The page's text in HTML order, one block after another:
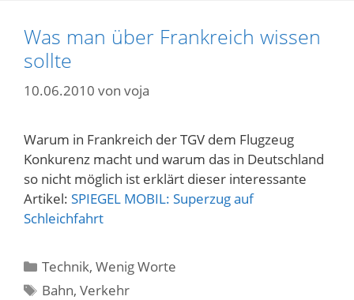
Was man über Frankreich wissen
sollte
10.06.2010 von voja
Warum in Frankreich der TGV dem Flugzeug
Konkurenz macht und warum das in Deutschland
so nicht möglich ist erklärt dieser interessante
Artikel: SPIEGEL MOBIL: Superzug auf
Schleichfahrt
Kategorien
Technik,Wenig Worte
Schlagwörter
Bahn,Verkehr